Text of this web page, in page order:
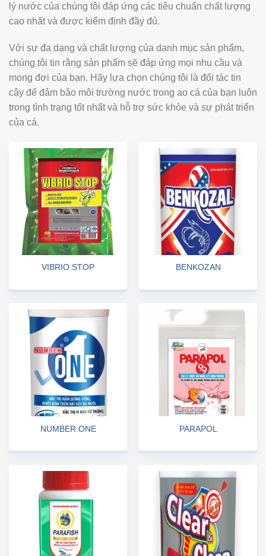
lý nước của chúng tôi đáp ứng các tiêu chuẩn chất lượng
cao nhất và được kiểm định đầy đủ.
Với sự đa dạng và chất lượng của danh mục sản phẩm,
chúng tôi tin rằng sản phẩm sẽ đáp ứng mọi nhu cầu và
mong đợi của bạn. Hãy lựa chọn chúng tôi là đối tác tin
cậy để đảm bảo môi trường nước trong ao cá của bạn luôn
trong tình trạng tốt nhất và hỗ trợ sức khỏe và sự phát triển
của cá.
VIBRIO STOP BENKOZAN
NUMBER ONE PARAPOL